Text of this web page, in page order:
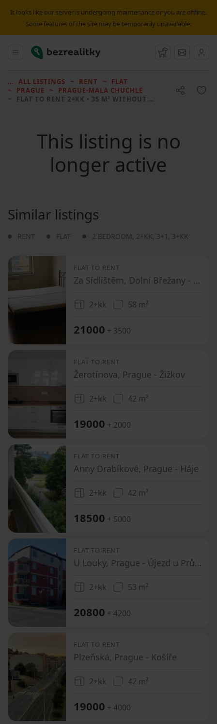
It looks like our server is undergoing maintenance or you are offline.
Some features of the site may be temporarily unavailable.
Main menu
Bezrealitky Watchdog
ALL LISTINGS RENT
FLAT
PRAGUE
PRAGUE-MALÁ CHUCHLE
FLAT TO RENT 2+KK • 35 M² WITHOUT REAL ESTATE
This listing is no
longer active
Similar listings
RENT FLAT 2 BEDROOM, 2+KK, 3+1 , 3+KK
FLAT TO RENT
Za Sídlištěm, Dolní Břežany - Dolní Břežany, Středočeský Region
2+kk 58 m²
21000 + 3500
FLAT TO RENT
Žerotínova, Prague - Žižkov
2+kk 42 m²
19000 + 2000
FLAT TO RENT
Anny Drabíkové, Prague - Háje
2+kk 42 m²
18500 + 5000
FLAT TO RENT
U Louky, Prague - Újezd u Průhonic
2+kk 53 m²
20800 + 4200
FLAT TO RENT
Plzeňská, Prague - Košíře
2+kk 42 m²
19000 + 4000